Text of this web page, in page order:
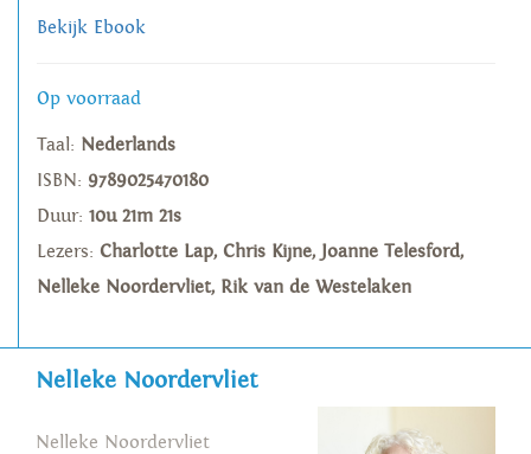
Bekijk Ebook
Op voorraad
Taal: Nederlands
ISBN: 9789025470180
Duur: 10u 21m 21s
Lezers: Charlotte Lap, Chris Kijne, Joanne Telesford,
Nelleke Noordervliet, Rik van de Westelaken
Nelleke Noordervliet
Nelleke Noordervliet